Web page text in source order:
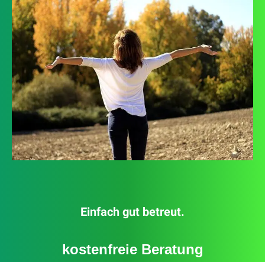
Einfach gut betreut.
kostenfreie Beratung